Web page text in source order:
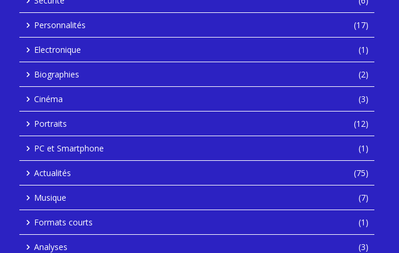
Personnalités (17)
Electronique (1)
Biographies (2)
Cinéma (3)
Portraits (12)
PC et Smartphone (1)
Actualités (75)
Musique (7)
Formats courts (1)
Analyses (3)